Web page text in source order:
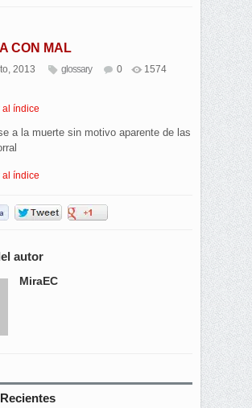
CON MAL
2013 glossary 0 1574
al índice
a la muerte sin motivo aparente de las
al índice
autor
MiraEC